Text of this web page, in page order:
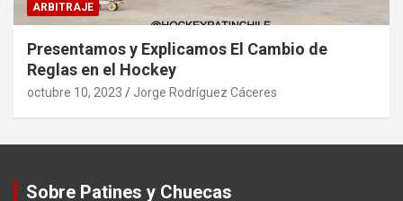
ARBITRAJE
Presentamos y Explicamos El Cambio de
Reglas en el Hockey
octubre 10, 2023 Jorge Rodríguez Cáceres
Sobre Patines y Chuecas